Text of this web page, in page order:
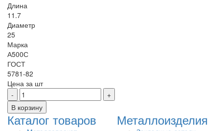
Длина
11.7
Диаметр
25
Марка
А500С
ГОСТ
5781-82
Цена за шт
Каталог товаров Металлоизделия